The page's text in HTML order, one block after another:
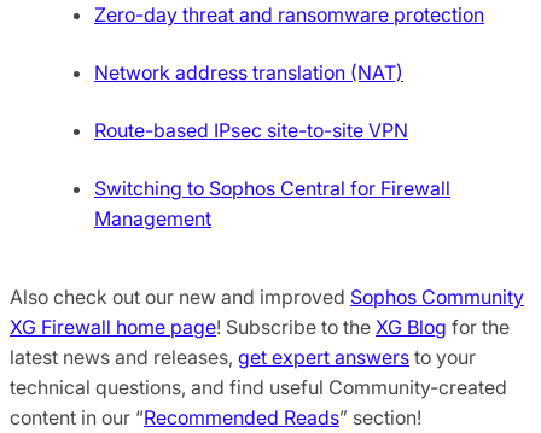
Zero-day threat and ransomware protection
Network address translation (NAT)
Route-based IPsec site-to-site VPN
Switching to Sophos Central for Firewall
Management
Also check out our new and improved Sophos Community
XG Firewall home page! Subscribe to the XG Blog for the
latest news and releases, get expert answers to your
technical questions, and find useful Community-created
content in our “Recommended Reads” section!